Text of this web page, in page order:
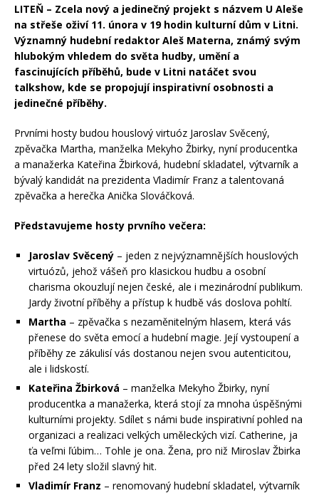
LITEŇ – Zcela nový a jedinečný projekt s názvem U Aleše
na střeše oživí 11. února v 19 hodin kulturní dům v Litni.
Významný hudební redaktor Aleš Materna, známý svým
hlubokým vhledem do světa hudby, umění a
fascinujících příběhů, bude v Litni natáčet svou
talkshow, kde se propojují inspirativní osobnosti a
jedinečné příběhy.
Prvními hosty budou houslový virtuóz Jaroslav Svěcený,
zpěvačka Martha, manželka Mekyho Žbirky, nyní producentka
a manažerka Kateřina Žbirková, hudební skladatel, výtvarník a
bývalý kandidát na prezidenta Vladimír Franz a talentovaná
zpěvačka a herečka Anička Slováčková.
Představujeme hosty prvního večera:
Jaroslav Svěcený – jeden z nejvýznamnějších houslových
virtuózů, jehož vášeň pro klasickou hudbu a osobní
charisma okouzlují nejen české, ale i mezinárodní publikum.
Jardy životní příběhy a přístup k hudbě vás doslova pohltí.
Martha – zpěvačka s nezaměnitelným hlasem, která vás
přenese do světa emocí a hudební magie. Její vystoupení a
příběhy ze zákulisí vás dostanou nejen svou autenticitou,
ale i lidskostí.
Kateřina Žbirková – manželka Mekyho Žbirky, nyní
producentka a manažerka, která stojí za mnoha úspěšnými
kulturními projekty. Sdílet s námi bude inspirativní pohled na
organizaci a realizaci velkých uměleckých vizí. Catherine, ja
ťa veľmi ľúbim… Tohle je ona. Žena, pro niž Miroslav Žbirka
před 24 lety složil slavný hit.
Vladimír Franz – renomovaný hudební skladatel, výtvarník